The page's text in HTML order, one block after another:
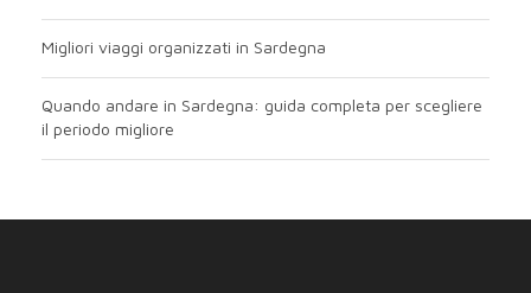
Migliori viaggi organizzati in Sardegna
Quando andare in Sardegna: guida completa per scegliere
il periodo migliore